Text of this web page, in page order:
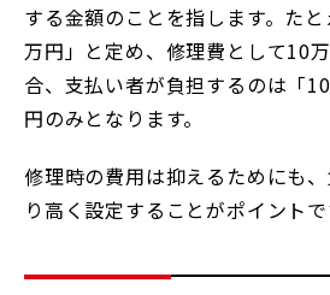
する金額のことを指します。た
万円」と定め、修理費として10
合、支払い者が負担するのは「
円のみとなります。
修理時の費用は抑えるためにも
り高く設定することがポイントで